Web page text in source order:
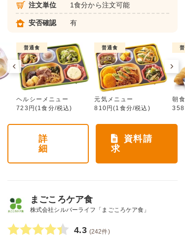
注文単位 1食分から注文可能
安否確認 有
普通食
ヘルシーメニュー
723円(1食分/税込)
普通食
元気メニュー
810円(1食分/税込)
朝
詳
細
資料請
求
まごころケア食
株式会社シルバーライフ「まごころケア食」
4.3 (242件)